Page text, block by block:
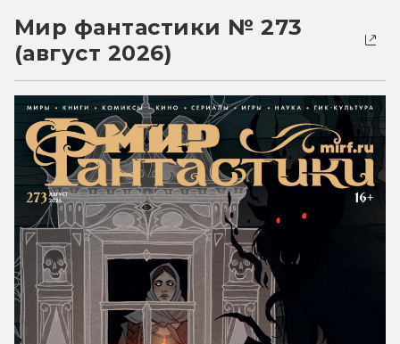
Мир фантастики № 273
(август 2026)